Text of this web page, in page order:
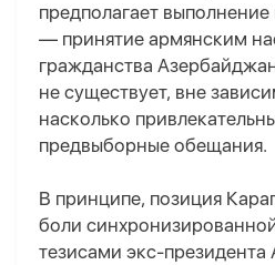
предполагает
— принятие армянским
гражданства
не существует, вне
насколько
предвыборные обещания.
В принципе, позиция
боли
тезисами экс-